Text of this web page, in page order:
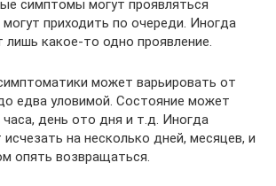
симптомы могут проявляться
приходить по очереди. Иногда
какое-то одно проявление.
может варьировать от
едва уловимой. Состояние может
день ото дня и т.д. Иногда
на несколько дней, месяцев, и
опять возвращаться.